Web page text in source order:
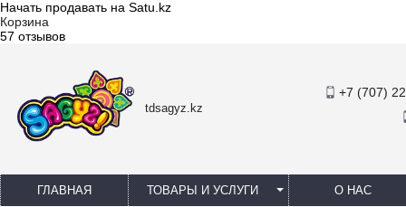
Начать продавать на Satu.kz
Корзина
57 отзывов
tdsagyz.kz
+7 (707)
ГЛАВНАЯ ТОВАРЫ И УСЛУГИ О НАС